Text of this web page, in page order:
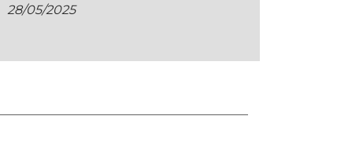
28/05/2025